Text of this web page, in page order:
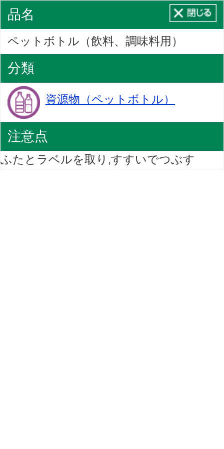
品名
ペットボトル（飲料、調味料用）
分類
資源物（ペットボトル）
注意点
ふたとラベルを取り,すすいでつぶす